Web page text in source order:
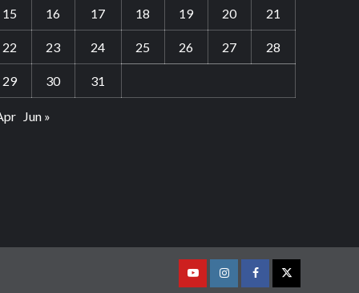
15 16 17 18 19 20 21
22 23 24 25 26 27 28
29 30 31
Jun »
YoutubeVimeoFacebookTwitter